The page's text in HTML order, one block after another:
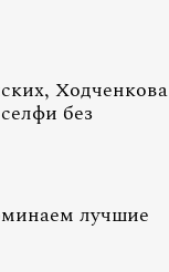
Ходченкова
без
лучшие